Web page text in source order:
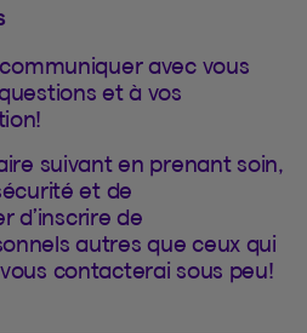
avec vous
et à vos
suivant en prenant soin,
et de
d’inscrire de
autres que ceux qui
contacterai sous peu!